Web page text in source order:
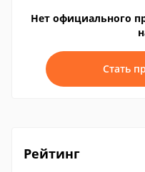
Нет официального
Стать
Рейтинг